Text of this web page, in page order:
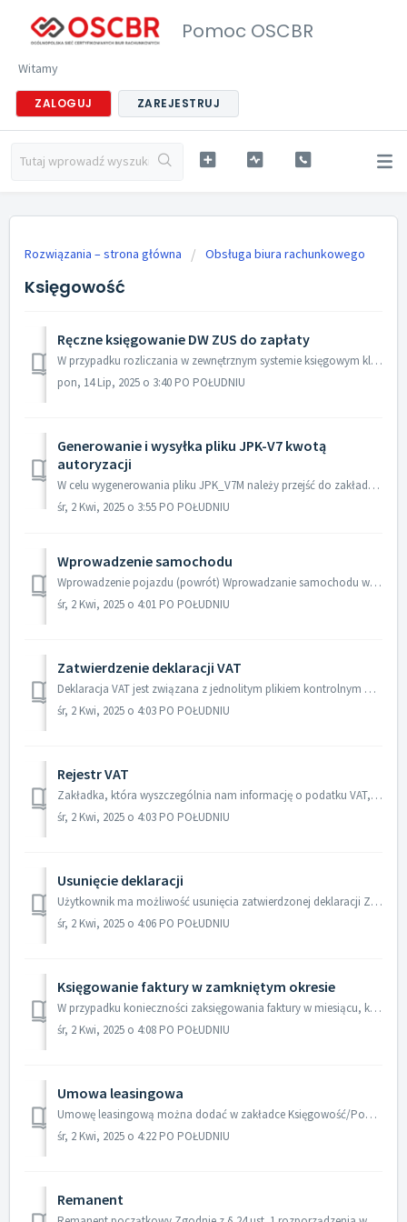
Pomoc OSCBR
Witamy
ZALOGUJ ZAREJESTRUJ
Rozwiązania – strona główna Obsługa biura rachunkowego
Księgowość
Ręczne księgowanie DW ZUS do zapłaty
W przypadku rozliczania w zewnętrznym systemie księgowym klientów posiadających konto w mBanku oraz system mOrganizer Finansów, istnieje możliwość wprowa...
pon, 14 Lip, 2025 o 3:40 PO POŁUDNIU
Generowanie i wysyłka pliku JPK-V7 kwotą
autoryzacji
W celu wygenerowania pliku JPK_V7M należy przejść do zakładki Księgowość/Zamknięcie miesiąca. Po zaznaczeniu danego miesiąca - kliknąć przycisk Krok 2 Ur...
śr, 2 Kwi, 2025 o 3:55 PO POŁUDNIU
Wprowadzenie samochodu
Wprowadzenie pojazdu (powrót) Wprowadzanie samochodu w systemie mKsięgowość to nie tylko uzupełnienie numeru rejestracyjnego. Poprawne zdefiniowanie p...
śr, 2 Kwi, 2025 o 4:01 PO POŁUDNIU
Zatwierdzenie deklaracji VAT
Deklaracja VAT jest związana z jednolitym plikiem kontrolnym w związku z brakiem obowiązku oddzielnego przesyłania tych dokumentów do Urzędu Skarbowego. ...
śr, 2 Kwi, 2025 o 4:03 PO POŁUDNIU
Rejestr VAT
Zakładka, która wyszczególnia nam informację o podatku VAT, informację o łącznej wartości VAT za poszczególne miesiące sprzedaży VAT jak i zakupów VAT. ...
śr, 2 Kwi, 2025 o 4:03 PO POŁUDNIU
Usunięcie deklaracji
Użytkownik ma możliwość usunięcia zatwierdzonej deklaracji ZUS DRA. W tym celu należy przejść do zakładki Księgowość/Deklaracje, zaznaczyć dokument check...
śr, 2 Kwi, 2025 o 4:06 PO POŁUDNIU
Księgowanie faktury w zamkniętym okresie
W przypadku konieczności zaksięgowania faktury w miesiącu, który został zamknięty konieczne jest jego otworzenie w zakładce Księgowość/Zamknięcie miesiąc...
śr, 2 Kwi, 2025 o 4:08 PO POŁUDNIU
Umowa leasingowa
Umowę leasingową można dodać w zakładce Księgowość/Podsumowanie/Umowy leasingowe: Wybrać przycisk Dodaj umowę leasingową: Wyświetli się...
śr, 2 Kwi, 2025 o 4:22 PO POŁUDNIU
Remanent